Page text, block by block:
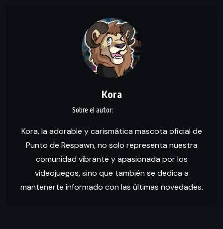
Kora
Kora, la adorable y carismática mascota oficial de
Punto de Respawn, no solo representa nuestra
comunidad vibrante y apasionada por los
videojuegos, sino que también se dedica a
mantenerte informado con las últimas novedades.